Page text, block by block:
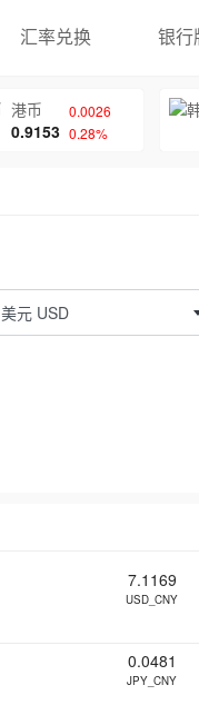
汇率兑换 银行
港币
0.9153
0.0026
0.28%
美元 USD
7.1169
USD_CNY
0.0481
JPY_CNY